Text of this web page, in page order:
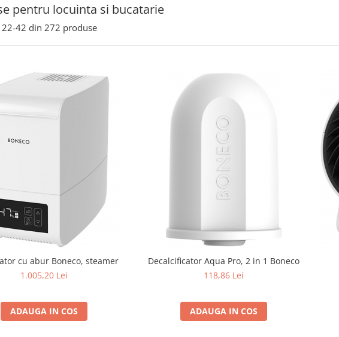
pentru locuinta si bucatarie
22-42 din 272 produse
cu abur Boneco, steamer
1.005,20 Lei
ADAUGA IN COS
Decalcificator Aqua Pro, 2 in 1 Boneco
118,86 Lei
ADAUGA IN COS